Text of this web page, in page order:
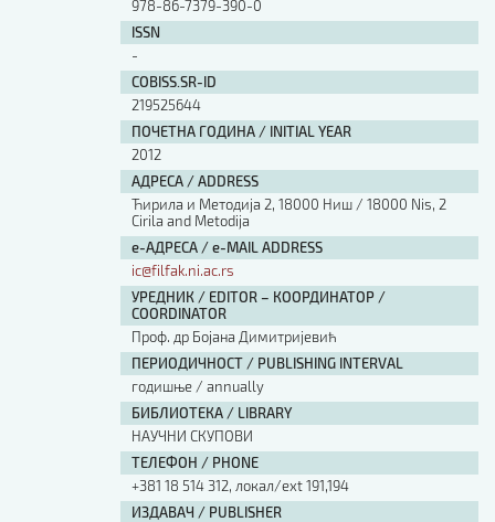
978-86-7379-390-0
ISSN
-
COBISS.SR-ID
219525644
ПОЧЕТНА ГОДИНА / INITIAL YEAR
2012
АДРЕСА / ADDRESS
Ћирила и Методија 2, 18000 Ниш / 18000 Nis, 2
Cirila and Metodija
е-АДРЕСА / e-MAIL ADDRESS
ic@filfak.ni.ac.rs
УРЕДНИК / EDITOR – КООРДИНАТОР /
COORDINATOR
Проф. др Бојана Димитријевић
ПЕРИОДИЧНОСТ / PUBLISHING INTERVAL
годишње / annually
БИБЛИОТЕКА / LIBRARY
НАУЧНИ СКУПОВИ
ТЕЛЕФОН / PHONE
+381 18 514 312, локал/ext 191,194
ИЗДАВАЧ / PUBLISHER